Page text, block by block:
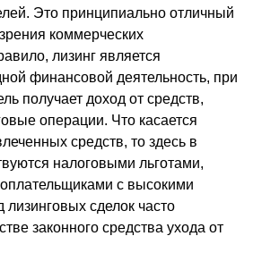
Это принципиально отличный
коммерческих
лизинг является
финансовой деятельность, при
получает доход от средств,
операции. Что касается
средств, то здесь в
налоговыми льготами,
с высокими
сделок часто
законного средства ухода от